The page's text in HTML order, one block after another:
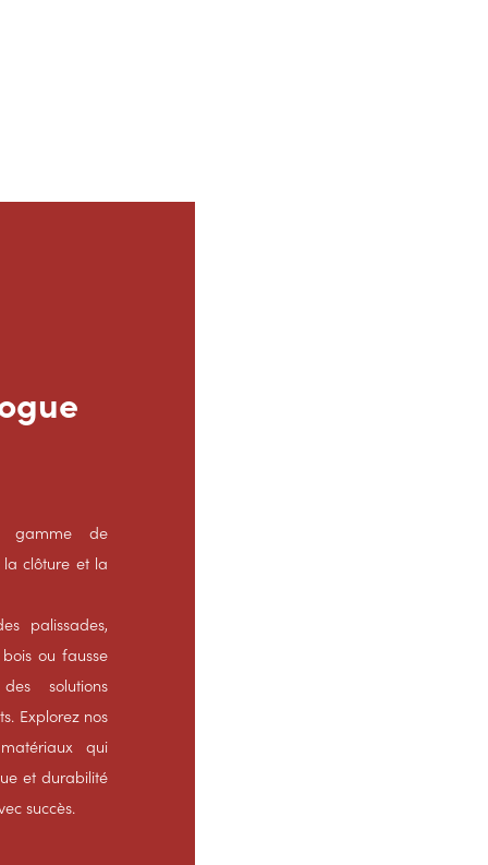
gamme de
clôture et la
palissades,
ou fausse
solutions
Explorez nos
qui
et durabilité
succès.